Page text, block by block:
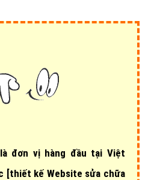
đơn vị hàng đầu tại Việt
[thiết kế Website sửa chữa